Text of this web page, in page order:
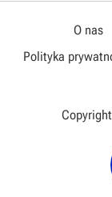
O nas
Polityka